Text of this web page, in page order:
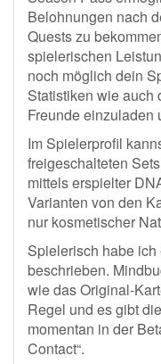
Belohnungen nach
Quests zu
spielerischen
noch möglich dein
Statistiken wie auch
Freunde einzuladen
Im Spielerprofil
freigeschalteten
mittels erspielter
Varianten von den
nur kosmetischer
Spielerisch habe
beschrieben.
wie das Original-
Regel und es gibt
momentan in der
Contact“.